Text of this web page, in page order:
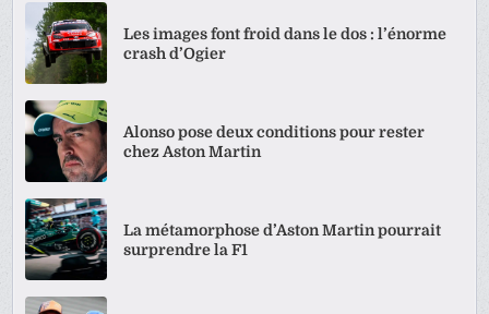
Les images font froid dans le dos : l’énorme
crash d’Ogier
Alonso pose deux conditions pour rester
chez Aston Martin
La métamorphose d’Aston Martin pourrait
surprendre la F1